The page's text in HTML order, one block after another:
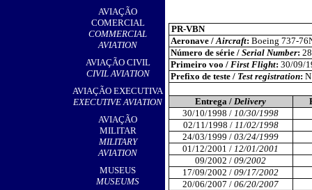
AVIAÇÃO
COMERCIAL
COMMERCIAL
AVIATION
AVIAÇÃO CIVIL
CIVIL AVIATION
AVIAÇÃO EXECUTIVA
EXECUTIVE AVIATION
AVIAÇÃO
MILITAR
MILITARY
AVIATION
MUSEUS
MUSEUMS
PR-VBN
Aeronave /Aircraft: Boeing 737-
Número de série / Serial Number:
Primeiro voo / First Flight: 30/09/
Prefixo de teste /Test registration:
Entrega / Delivery
30/10/1998 / 10/30/1998
02/11/1998 / 11/02/1998
24/03/1999 / 03/24/1999
01/12/2001 / 12/01/2001
09/2002 / 09/2002
17/09/2002 / 09/17/2002
20/06/2007 / 06/20/2007